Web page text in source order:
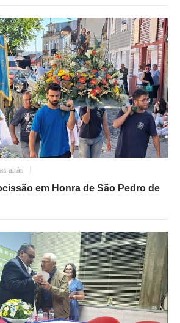
atrás
em Honra de São Pedro de